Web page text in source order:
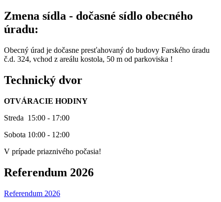
Zmena sídla - dočasné sídlo obecného
úradu:
Obecný úrad je dočasne presťahovaný do budovy Farského úradu
č.d. 324, vchod z areálu kostola, 50 m od parkoviska !
Technický dvor
OTVÁRACIE HODINY
Streda 15:00 - 17:00
Sobota 10:00 - 12:00
V prípade priaznivého počasia!
Referendum 2026
Referendum 2026